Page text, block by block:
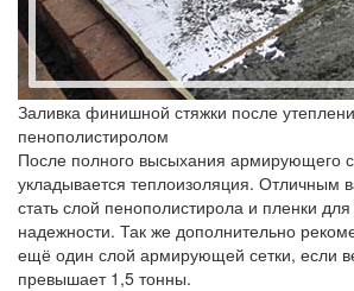
Заливка финишной стяжки после
пенополистиролом
После полного высыхания армирующего
укладывается теплоизоляция. Отличным
стать слой пенополистирола и пленки
надежности. Так же дополнительно
ещё один слой армирующей сетки, если
превышает 1,5 тонны.